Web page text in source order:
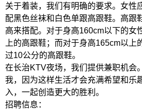
关于着装，我们有明确的要求。女性
配黑色丝袜和白色单跟高跟鞋。高跟
高来搭配。对于身高160cm以下的女
上的高跟鞋；而对于身高165cm以上
过10公分的高跟鞋。
在长治KTV夜场，我们提供兼职机会
我，因为这样生活才会充满希望和乐
入，一起创造更大的胜利。
招聘信息：